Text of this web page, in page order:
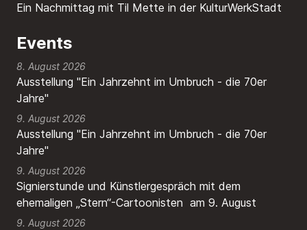
Ein Nachmittag mit Til Mette in der KulturWerkStadt
Events
8. August 2026
Ausstellung "Ein Jahrzehnt im Umbruch - die 70er
Jahre"
9. August 2026
Ausstellung "Ein Jahrzehnt im Umbruch - die 70er
Jahre"
9. August 2026
Signierstunde und Künstlergespräch mit dem
ehemaligen „Stern“-Cartoonisten am 9. August
9. August 2026